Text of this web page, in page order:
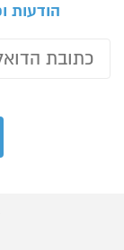
הודעות